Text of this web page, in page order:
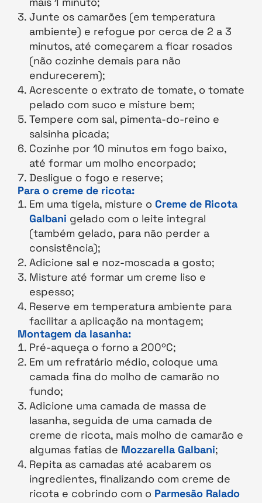
Junte os camarões (em temperatura
ambiente) e refogue por cerca de 2 a 3
minutos, até começarem a ficar rosados
(não cozinhe demais para não
endurecerem);
Acrescente o extrato de tomate, o tomate
pelado com suco e misture bem;
Tempere com sal, pimenta-do-reino e
salsinha picada;
Cozinhe por 10 minutos em fogo baixo,
até formar um molho encorpado;
Desligue o fogo e reserve;
Para o creme de ricota:
Em uma tigela, misture o Creme de Ricota
Galbani gelado com o leite integral
(também gelado, para não perder a
consistência);
Adicione sal e noz-moscada a gosto;
Misture até formar um creme liso e
espesso;
Reserve em temperatura ambiente para
facilitar a aplicação na montagem;
Montagem da lasanha:
Pré-aqueça o forno a 200ºC;
Em um refratário médio, coloque uma
camada fina do molho de camarão no
fundo;
Adicione uma camada de massa de
lasanha, seguida de uma camada de
creme de ricota, mais molho de camarão e
algumas fatias de Mozzarella Galbani;
Repita as camadas até acabarem os
ingredientes, finalizando com creme de
ricota e cobrindo com o Parmesão Ralado